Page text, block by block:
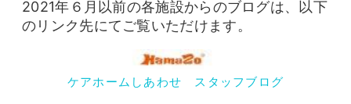
2021年６月以前の各施設からのブログは、以下
のリンク先にてご覧いただけます。
ケアホームしあわせ スタッフブログ